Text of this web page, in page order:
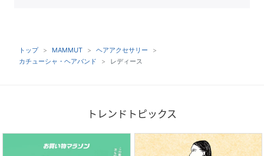
トップ MAMMUT
ヘアアクセサリー
カチューシャ・ヘアバンド
レディース
トレンドトピックス